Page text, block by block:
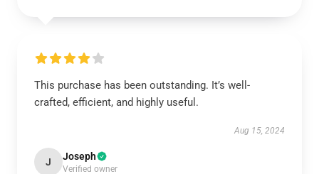
This purchase has been outstanding. It’s well-
crafted, efficient, and highly useful.
Aug 15, 2024
J Joseph
Verified owner